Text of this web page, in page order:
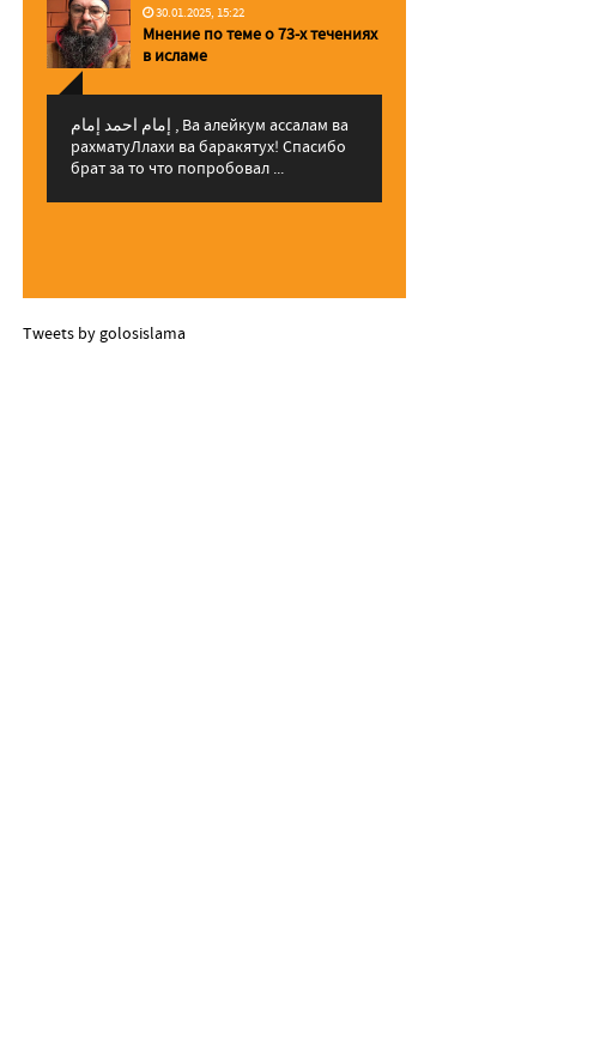
30.01.2025, 15:22
Мнение по теме о 73-х течениях
в исламе
إمام احمد إمام , Ва алейкум ассалам ва
рахматуЛлахи ва баракятух! Спасибо
брат за то что попробовал ...
Tweets by golosislama